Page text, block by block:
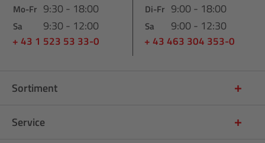
Mo-Fr 9:30 - 18:00
Sa 9:30 - 12:00
+ 43 1 523 53 33-0
Di-Fr 9:00 - 18:00
Sa 9:00 - 12:30
+ 43 463 304 353-0
Sortiment
Service